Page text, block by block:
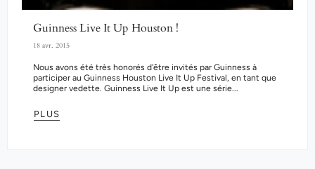
Guinness Live It Up Houston !
18 avr. 2015
Nous avons été très honorés d'être invités par Guinness à
participer au Guinness Houston Live It Up Festival, en tant que
designer vedette. Guinness Live It Up est une série...
PLUS